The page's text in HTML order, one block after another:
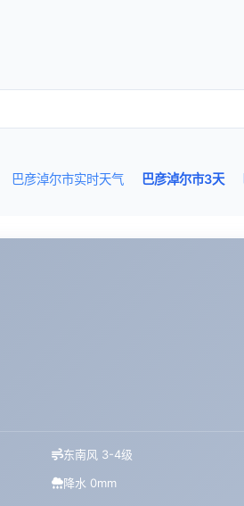
巴彦淖尔市实时天气 巴彦淖尔市3天
东南风 3-4级
降水 0mm